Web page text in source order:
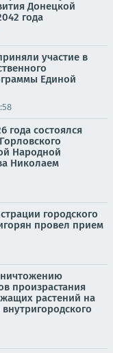
Донецкой
года
участие в
Единой
года состоялся
Народной
Николаем
городского
провел прием
произрастания
растений на